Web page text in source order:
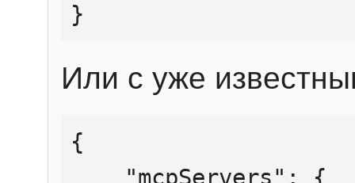
}
Или с уже
{